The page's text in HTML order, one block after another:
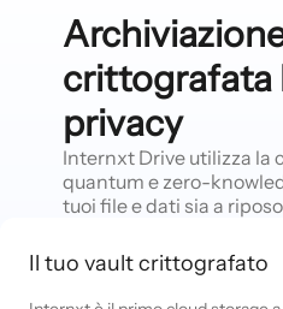
crittografata
privacy
Internxt Drive utilizza la
quantum e zero-
tuoi file e dati sia a
Il tuo vault crittografato